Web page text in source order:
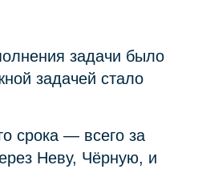
задачи было
задачей стало
срока — всего за
Неву, Чёрную, и